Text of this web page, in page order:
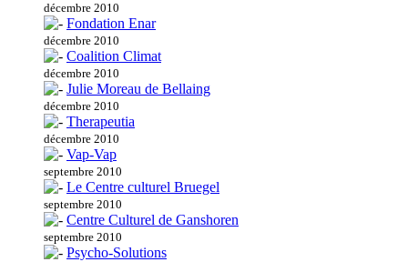
décembre 2010
Fondation Enar
décembre 2010
Coalition Climat
décembre 2010
Julie Moreau de Bellaing
décembre 2010
Therapeutia
décembre 2010
Vap-Vap
septembre 2010
Le Centre culturel Bruegel
septembre 2010
Centre Culturel de Ganshoren
septembre 2010
Psycho-Solutions